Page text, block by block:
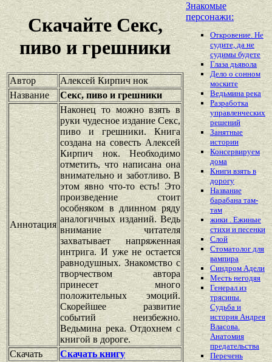
Скачайте Секс,
пиво и грешники
Автор
Алексей Кирпич нок
Название
Секс, пиво и грешники
Аннотация
Наконец то можно взять в
руки чудесное издание Секс,
пиво и грешники. Книга
создана на совесть Алексей
Кирпич нок. Необходимо
отметить, что написана она
внимательно и заботливо. В
этом явно что-то есть! Это
произведение стоит
особняком в длинном ряду
аналогичных изданий. Ведь
внимание читателя
захватывает напряженная
интрига. И уже не остается
равнодушных. Знакомство с
творчеством автора
принесет много
положительных эмоций.
Скорейшее развитие
событий неизбежно.
Ведьмина река. Отдохнем с
книгой в дороге.
Скачать
Скачать книгу
Знакомые
персонажи:
Откровение. Не
судите, да не
судимы будете
Глаза дьявола
Дело о сонном
моските
Ведьмина река
Разработка
управленческих
решений
Занятные
истории
Консервируем
дома
Книги взять в
дорогу
Название
барабана там-
там
жики . Ежиные
стихи и песенки
Слой
Стоматолог для
вампира
Синдром Адели
Месть негодяя
Генерал из
трясины.
Судьба и
история Андрея
Власова.
Анатомия
предательства
Перечень